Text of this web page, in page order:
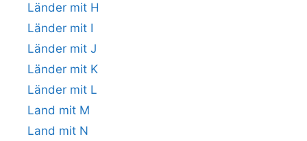
Länder mit H
Länder mit I
Länder mit J
Länder mit K
Länder mit L
Land mit M
Land mit N